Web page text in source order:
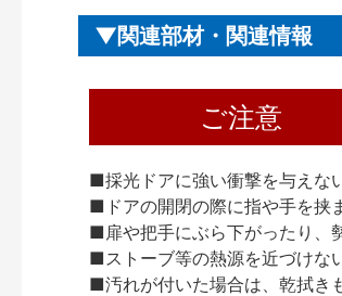
関連部材・関連情報
ご注意
■採光ドアに強い衝撃を与えな
■ドアの開閉の際に指や手を挟
■扉や把手にぶら下がったり、
■ストーブ等の熱源を近づけな
■汚れが付いた場合は、乾拭き